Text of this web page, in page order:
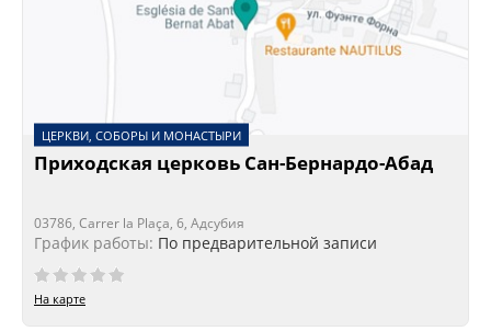
ЦЕРКВИ, СОБОРЫ И МОНАСТЫРИ
Приходская церковь Сан-Бернардо-Абад
03786, Carrer la Plaça, 6, Адсубия
График работы: По предварительной записи
На карте